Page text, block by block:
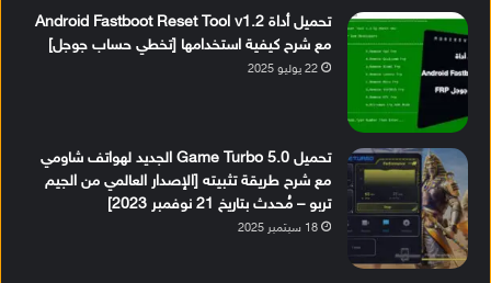
تحميل أداة Android Fastboot Reset Tool v1.2
مع شرح كيفية استخدامها [تخطي حساب جوجل]
22 يوليو 2025
تحميل Game Turbo 5.0 الجديد لهواتف شاومي
مع شرح طريقة تثبيته [الإصدار العالمي من الجيم
تربو – مُحدث بتاريخ 21 نوفمبر 2023]
18 سبتمبر 2025